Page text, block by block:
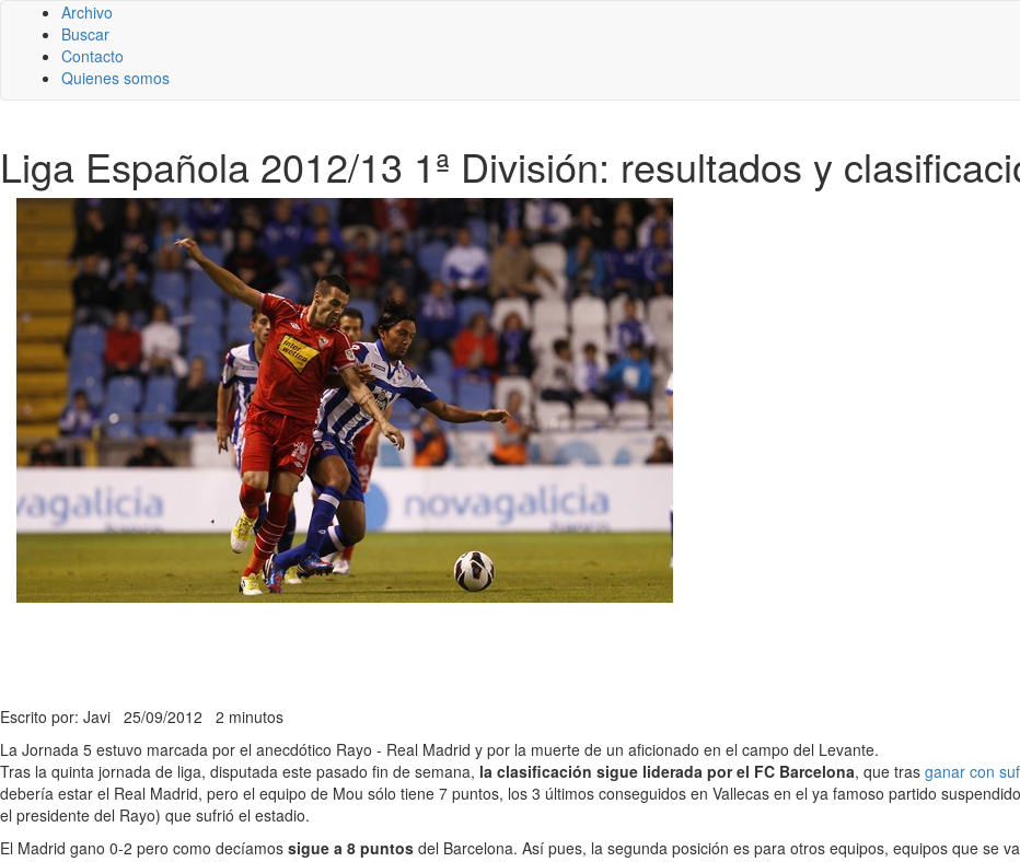
Archivo
Buscar
Contacto
Quienes somos
Liga Española 2012/13 1ª División: resultados y
Escrito por: Javi 25/09/2012 2 minutos
La Jornada 5 estuvo marcada por el anecdótico Rayo - Real Madrid y por la muerte de un aficionado en el campo del Levante.
Tras la quinta jornada de liga, disputada este pasado fin de semana, la clasificación sigue liderada por el FC Barcelona, que tras ganar con
debería estar el Real Madrid, pero el equipo de Mou sólo tiene 7 puntos, los 3 últimos conseguidos en Vallecas en el ya famoso partido
el presidente del Rayo) que sufrió el estadio.
El Madrid gano 0-2 pero como decíamos sigue a 8 puntos del Barcelona. Así pues, la segunda posición es para otros equipos, equipos que se